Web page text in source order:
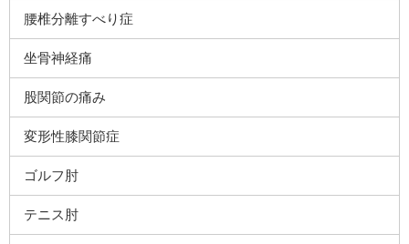
腰椎分離すべり症
坐骨神経痛
股関節の痛み
変形性膝関節症
ゴルフ肘
テニス肘